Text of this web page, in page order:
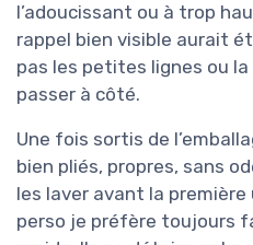
l’adoucissant ou à trop
rappel bien visible aurait
pas les petites lignes ou
passer à côté.
Une fois sortis de
bien pliés, propres, sans
les laver avant la
perso je préfère toujours